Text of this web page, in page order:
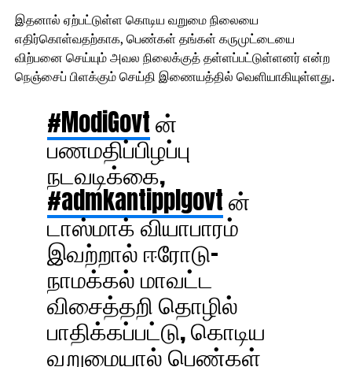
இதனால் ஏற்பட்டுள்ள கொடிய வறுமை நிலையை
எதிர்கொள்வதற்காக, பெண்கள் தங்கள் கருமுட்டையை
விற்பனை செய்யும் அவல நிலைக்குத் தள்ளப்பட்டுள்ளனர் என்ற
நெஞ்சைப் பிளக்கும் செய்தி இணையத்தில் வெளியாகியுள்ளது.
#ModiGovtன்
பணமதிப்பிழப்பு
நடவடிக்கை,
#admkantipplgovtன்
டாஸ்மாக் வியாபாரம்
இவற்றால் ஈரோடு-
நாமக்கல் மாவட்ட
விசைத்தறி தொழில்
பாதிக்கப்பட்டு, கொடிய
வறுமையால் பெண்கள்